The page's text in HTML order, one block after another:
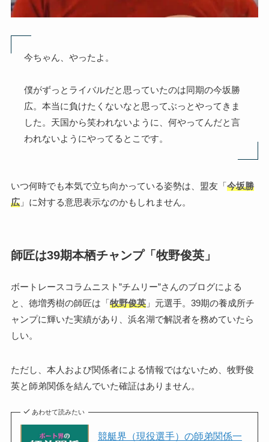
今ちゃん、やったよ。
僕がずっとライバルだと思っていたのは同期の今坂勝
広。本当に負けたくないなと思ってぶっとやってきま
した。天国から笑われないように、何やってんだと言
われないようにやってるとこです。
いつ何時でも本気で立ち向かっている姿勢は、盟友「 今坂勝
広」に対する意思表示なのかもしれません。
師匠は39期本栖チャンプ「牧野俊英」
ボートレースコラムニスト”チムリー”さんのブログによる
と、徳増秀樹の師匠は「牧野俊英」元選手。39期の養成所チ
ャンプに輝いた実績があり、浜名湖で解説者を務めていたら
しい。
ただし、本人および関係者による情報ではないため、牧野俊
英と師弟関係を結んでいた確証はありません。
あわせて読みたい
競艇界（現役選手）の師弟関係一